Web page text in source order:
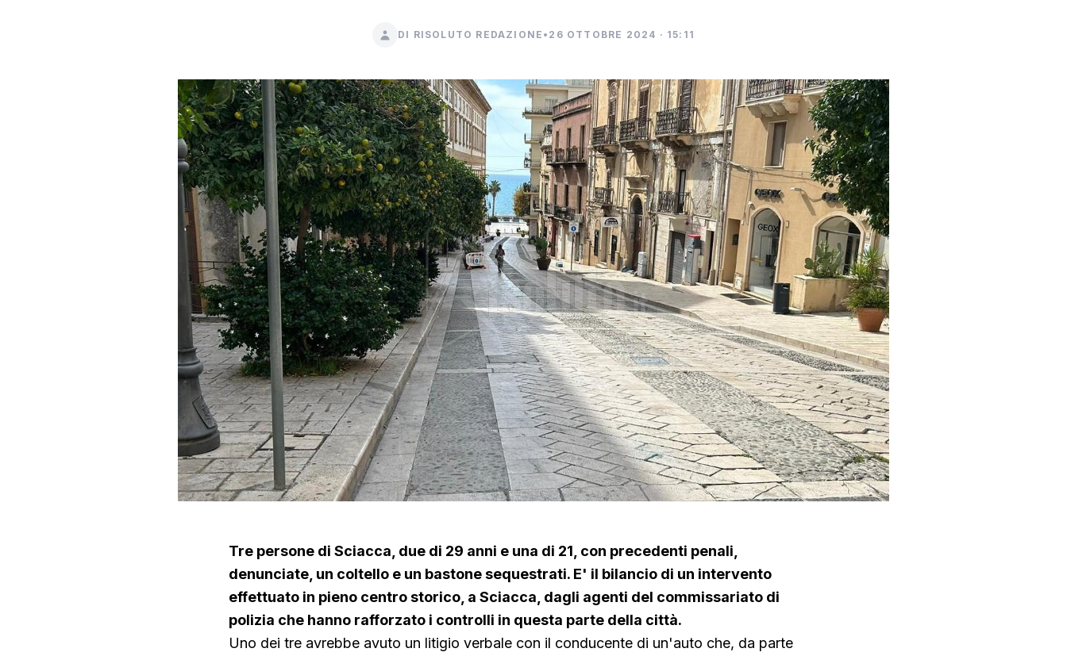
DI RISOLUTO REDAZIONE • 26 OTTOBRE 2024 · 15:11
Tre persone di Sciacca, due di 29 anni e una di 21, con precedenti penali,
denunciate, un coltello e un bastone sequestrati. E' il bilancio di un intervento
effettuato in pieno centro storico, a Sciacca, dagli agenti del commissariato di
polizia che hanno rafforzato i controlli in questa parte della città.
Uno dei tre avrebbe avuto un litigio verbale con il conducente di un'auto che, da parte